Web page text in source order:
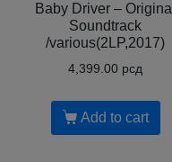
Baby Driver – Original
Soundtrack
/various(2LP,2017)
4,399.00 рсд
Add to cart